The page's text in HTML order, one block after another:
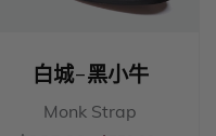
白城-黑小牛
Monk Strap